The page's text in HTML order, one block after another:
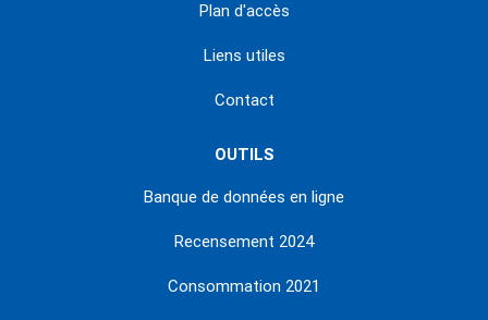
Plan d'accès
Liens utiles
Contact
OUTILS
Banque de données en ligne
Recensement 2024
Consommation 2021